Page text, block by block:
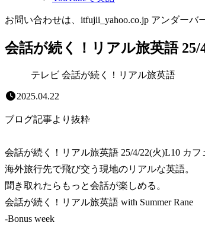
お問い合わせは、itfujii_yahoo.co.jp アンダーバ
会話が続く！リアル旅英語
テレビ 会話が続く！リアル旅英語
2025.04.22
ブログ記事より抜粋
会話が続く！リアル旅英語 25/4/22(火)L10 カフ
海外旅行先で飛び交う現地のリアルな英語。
聞き取れたらもっと会話が楽しめる。
会話が続く！リアル旅英語 with Summer Rane
-Bonus week